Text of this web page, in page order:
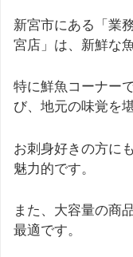
新宮市にある「業
宮店」は、新鮮な
特に鮮魚コーナー
び、地元の味覚を
お刺身好きの方に
魅力的です。
また、大容量の商
最適です。